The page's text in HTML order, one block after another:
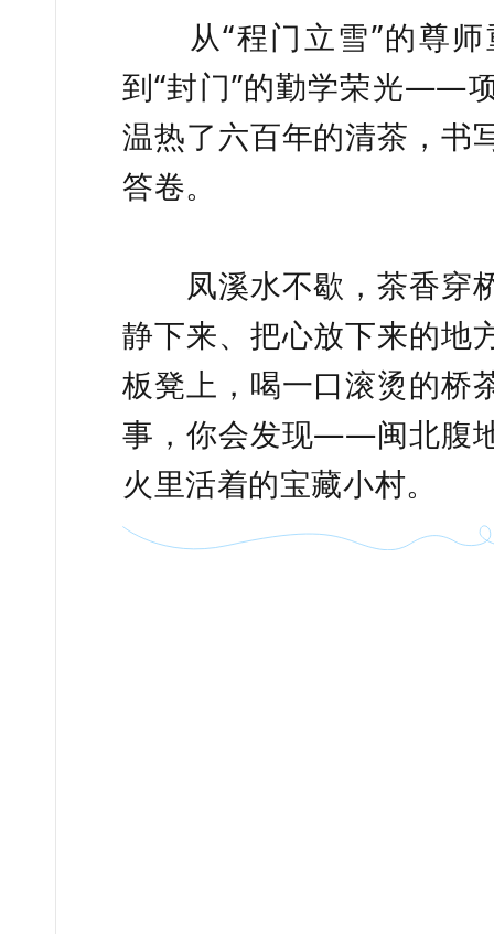
从“程门立雪”的尊师
到“封门”的勤学荣光——
温热了六百年的清茶，书
答卷。
凤溪水不歇，茶香穿
静下来、把心放下来的地
板凳上，喝一口滚烫的桥
事，你会发现——闽北腹
火里活着的宝藏小村。